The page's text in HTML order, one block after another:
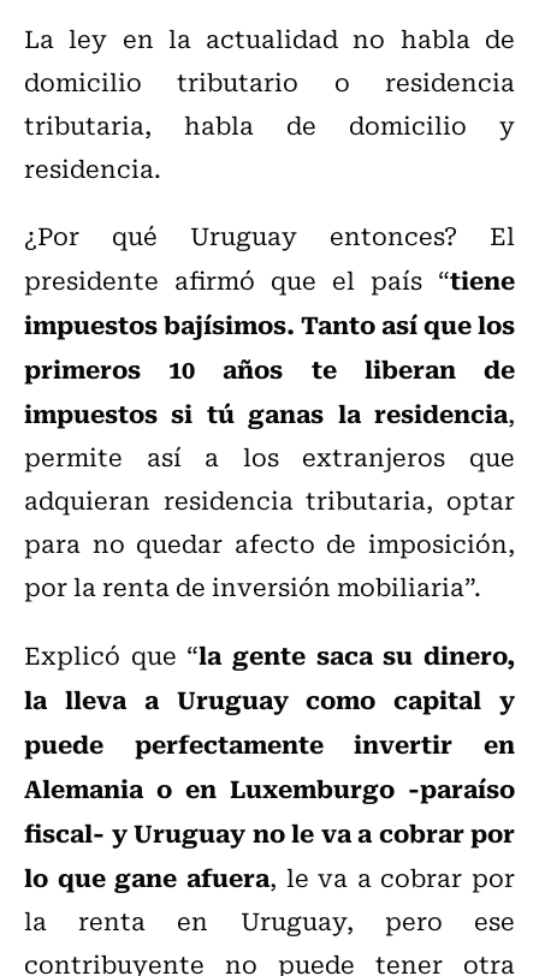
La ley en la actualidad no habla de
domicilio tributario o residencia
tributaria, habla de domicilio y
residencia.
¿Por qué Uruguay entonces? El
presidente afirmó que el país “tiene
impuestos bajísimos. Tanto así que los
primeros 10 años te liberan de
impuestos si tú ganas la residencia,
permite así a los extranjeros que
adquieran residencia tributaria, optar
para no quedar afecto de imposición,
por la renta de inversión mobiliaria”.
Explicó que “la gente saca su dinero,
la lleva a Uruguay como capital y
puede perfectamente invertir en
Alemania o en Luxemburgo -paraíso
fiscal- y Uruguay no le va a cobrar por
lo que gane afuera, le va a cobrar por
la renta en Uruguay, pero ese
contribuyente no puede tener otra